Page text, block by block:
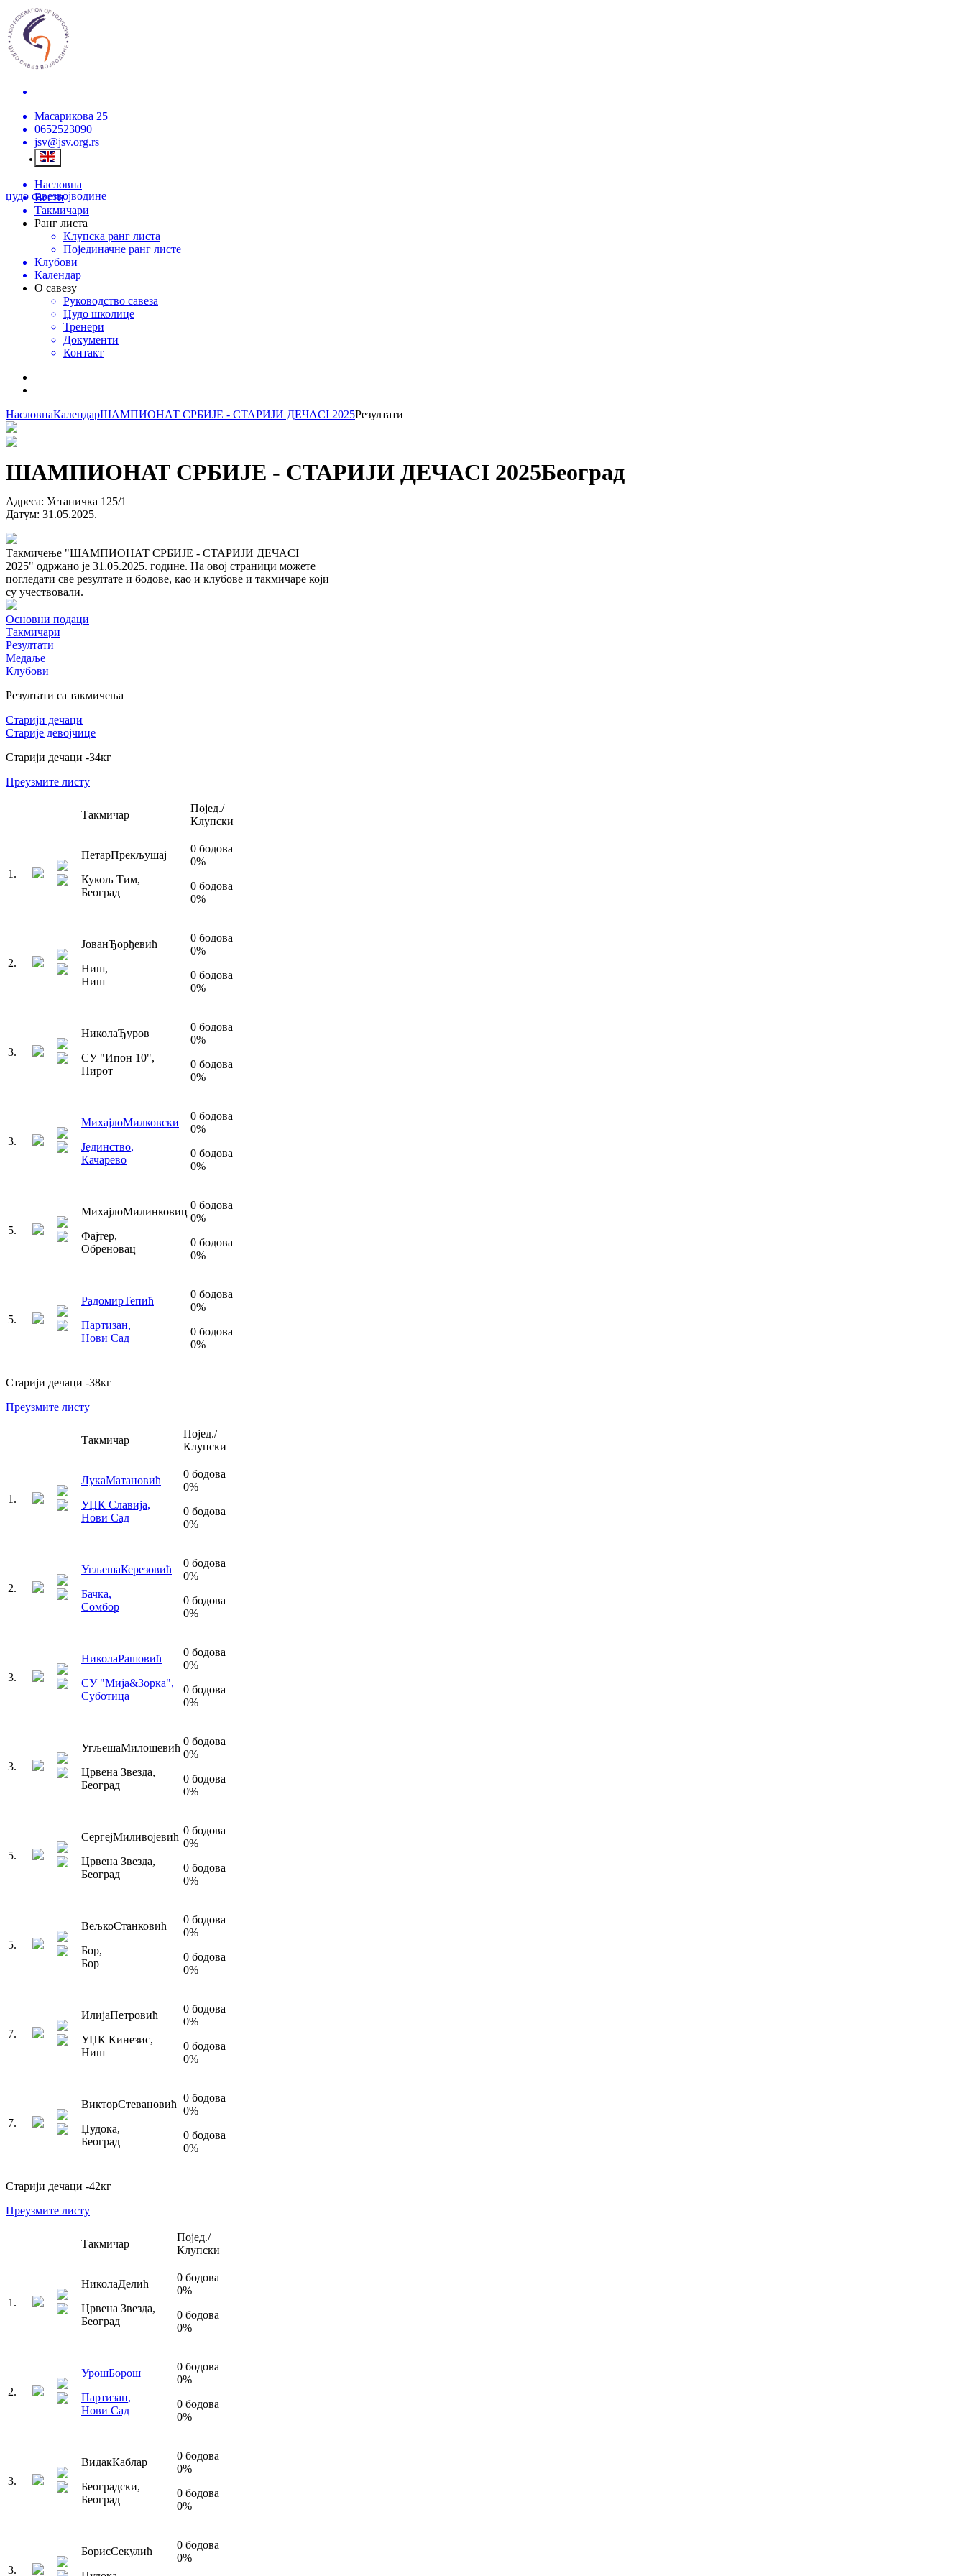
Масарикова 25
0652523090
jsv@jsv.org.rs
џудо савезвојводине
Насловна
Вести
Такмичари
Ранг листа
Клупска ранг листа
Појединачне ранг листе
Клубови
Календар
О савезу
Руководство савеза
Џудо школице
Тренери
Документи
Контакт
НасловнаКалендарШАМПИОНАТ СРБИЈЕ - СТАРИЈИ ДЕЧАCI 2025Резултати
ШАМПИОНАТ СРБИЈЕ - СТАРИЈИ ДЕЧАCI 2025Београд
Адреса: Устаничка 125/1
Датум: 31.05.2025.
Такмичење "ШАМПИОНАТ СРБИЈЕ - СТАРИЈИ ДЕЧАCI
2025" одржано је 31.05.2025. године. На овој страници можете
погледати све резултате и бодове, као и клубове и такмичаре који
су учествовали.
Основни подаци
Такмичари
Резултати
Медаље
Клубови
Резултати са такмичења
Старији дечаци
Старије девојчице
Старији дечаци -34кг
Преузмите листу
Такмичар
Појед./
Клупски
1 .
ПетарПрекљушај
Кукољ Тим,
Београд
0 бодова
0%
0 бодова
0%
2.
ЈованЂорђевић
Ниш,
Ниш
0 бодова
0%
0 бодова
0%
3.
НиколаЂуров
СУ "Ипон 10",
Пирот
0 бодова
0%
0 бодова
0%
3.
МихајлоМилковски
Јединство,
Качарево
0 бодова
0%
0 бодова
0%
5.
МихајлоМилинковиц
Фајтер,
Обреновац
0 бодова
0%
0 бодова
0%
5.
РадомирТепић
Партизан,
Нови Сад
0 бодова
0%
0 бодова
0%
Старији дечаци -38кг
Преузмите листу
Такмичар
Појед./
Клупски
1 .
ЛукаМатановић
УЏК Славија,
Нови Сад
0 бодова
0%
0 бодова
0%
2.
УгљешаКерезовић
Бачка,
Сомбор
0 бодова
0%
0 бодова
0%
3.
НиколаРашовић
СУ "Мија&Зорка",
Суботица
0 бодова
0%
0 бодова
0%
3.
УгљешаМилошевић
Црвена Звезда,
Београд
0 бодова
0%
0 бодова
0%
5.
СергејМиливојевић
Црвена Звезда,
Београд
0 бодова
0%
0 бодова
0%
5.
ВељкоСтанковић
Бор,
Бор
0 бодова
0%
0 бодова
0%
7.
ИлијаПетровић
УЏК Кинезис,
Ниш
0 бодова
0%
0 бодова
0%
7.
ВикторСтевановић
Џудока,
Београд
0 бодова
0%
0 бодова
0%
Старији дечаци -42кг
Преузмите листу
Такмичар
Појед./
Клупски
1 .
НиколаДелић
Црвена Звезда,
Београд
0 бодова
0%
0 бодова
0%
2.
УрошБорош
Партизан,
Нови Сад
0 бодова
0%
0 бодова
0%
3.
ВидакКаблар
Београдски,
Београд
0 бодова
0%
0 бодова
0%
3.
БорисСекулић
0 бодова
0%